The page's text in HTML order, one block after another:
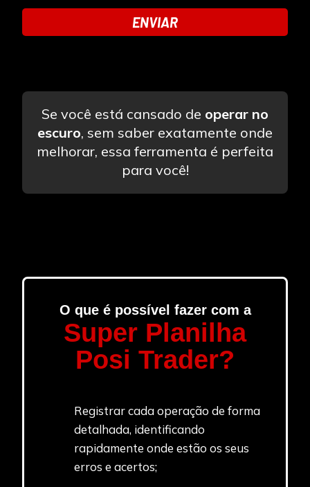
ENVIAR
Se você está cansado de operar no
escuro, sem saber exatamente onde
melhorar, essa ferramenta é perfeita
para você!
O que é possível fazer com a
Super Planilha
Posi Trader?
Registrar cada operação de forma
detalhada, identificando
rapidamente onde estão os seus
erros e acertos;